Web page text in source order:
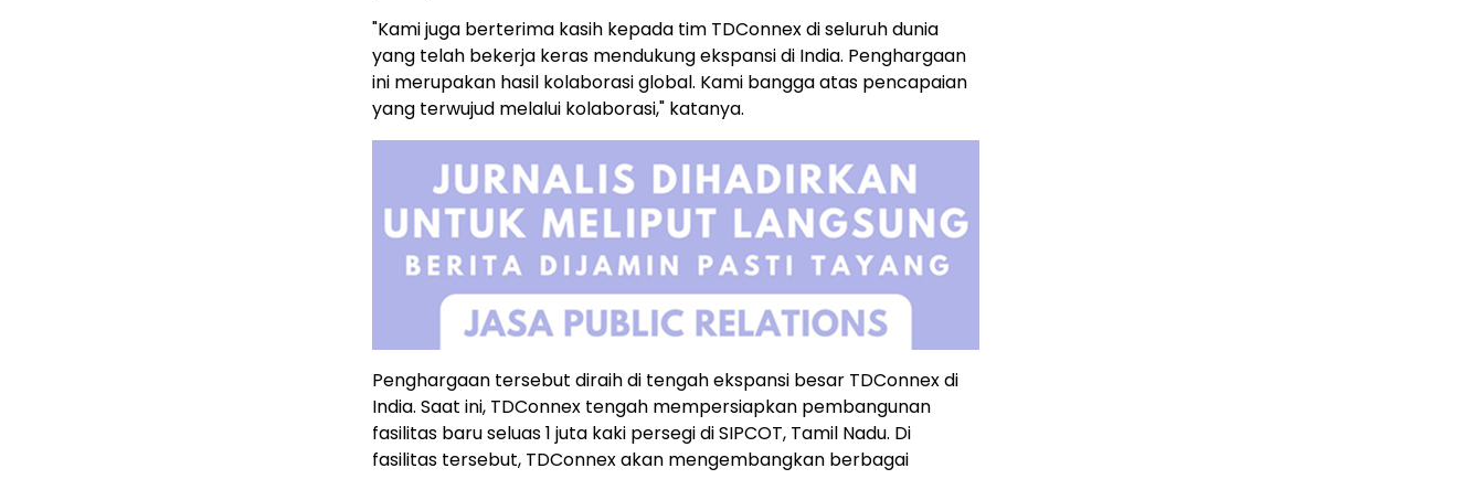
"Kami juga berterima kasih kepada tim TDConnex di seluruh dunia
yang telah bekerja keras mendukung ekspansi di India. Penghargaan
ini merupakan hasil kolaborasi global. Kami bangga atas pencapaian
yang terwujud melalui kolaborasi," katanya.
Penghargaan tersebut diraih di tengah ekspansi besar TDConnex di
India. Saat ini, TDConnex tengah mempersiapkan pembangunan
fasilitas baru seluas 1 juta kaki persegi di SIPCOT, Tamil Nadu. Di
fasilitas tersebut, TDConnex akan mengembangkan berbagai